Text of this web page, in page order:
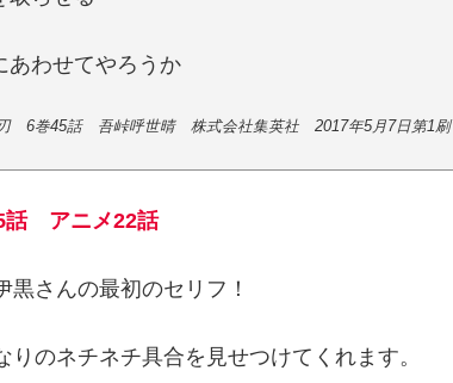
あわせてやろうか
6巻45話 吾峠呼世晴 株式会社集英社 2017年5月7日第1刷
話 アニメ22話
黒さんの最初のセリフ！
りのネチネチ具合を見せつけてくれます。